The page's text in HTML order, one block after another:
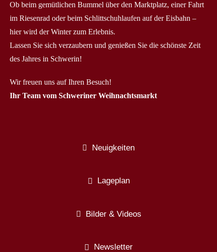
Ob beim gemütlichen Bummel über den Marktplatz, einer Fahrt
im Riesenrad oder beim Schlittschuhlaufen auf der Eisbahn –
hier wird der Winter zum Erlebnis.
Lassen Sie sich verzaubern und genießen Sie die schönste Zeit
des Jahres in Schwerin!
Wir freuen uns auf Ihren Besuch!
Ihr Team vom Schweriner Weihnachtsmarkt
Neuigkeiten
Lageplan
Bilder & Videos
Newsletter